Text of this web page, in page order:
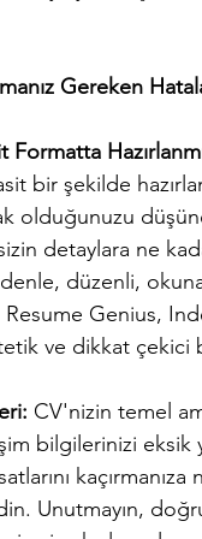
Gereken
bir şekilde
olduğunuzu
detaylara ne
düzenli,
Genius,
ve dikkat çekici
CV'nizin temel
bilgilerinizi eksik
Unutmayın,